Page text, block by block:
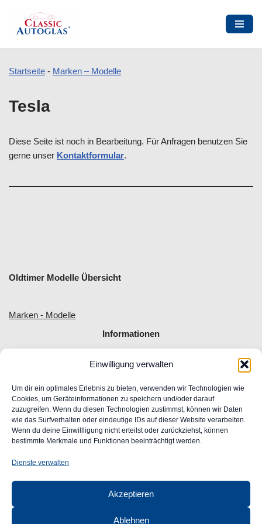
Einwilligung verwalten
Um dir ein optimales Erlebnis zu bieten, verwenden wir Technologien wie
Cookies, um Geräteinformationen zu speichern und/oder darauf
zuzugreifen. Wenn du diesen Technologien zustimmst, können wir Daten
wie das Surfverhalten oder eindeutige IDs auf dieser Website verarbeiten.
Wenn du deine Einwillligung nicht erteilst oder zurückziehst, können
bestimmte Merkmale und Funktionen beeinträchtigt werden.
Dienste verwalten
Akzeptieren
Ablehnen
Inhalt
Startseite - Marken – Modelle
Tesla
Diese Seite ist noch in Bearbeitung. Für Anfragen benutzen Sie
gerne unser Kontaktformular.
Oldtimer Modelle Übersicht
Marken - Modelle
Informationen
Allgemeine Geschäftsbedingungen
Impressum
Widerrufsrecht
Datenschutz
FAQ
Unser Engagement für Barrierefreiheit im Web
Ansprechpartner
CLASSIC AUTOGLAS